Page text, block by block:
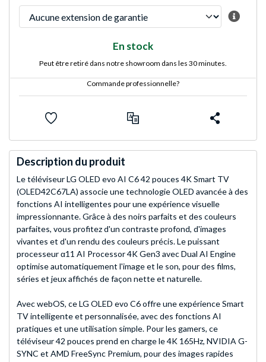
En stock
Peut être retiré dans notre showroom dans les 30 minutes.
Commande professionnelle?
Description du produit
Le téléviseur LG OLED evo AI C6 42 pouces 4K Smart TV
(OLED42C67LA) associe une technologie OLED avancée à des
fonctions AI intelligentes pour une expérience visuelle
impressionnante. Grâce à des noirs parfaits et des couleurs
parfaites, vous profitez d'un contraste profond, d'images
vivantes et d'un rendu des couleurs précis. Le puissant
processeur α11 AI Processor 4K Gen3 avec Dual AI Engine
optimise automatiquement l'image et le son, pour des films,
séries et jeux affichés de façon nette et naturelle.
Avec webOS, ce LG OLED evo C6 offre une expérience Smart
TV intelligente et personnalisée, avec des fonctions AI
pratiques et une utilisation simple. Pour les gamers, ce
téléviseur 42 pouces prend en charge le 4K 165Hz, NVIDIA G-
SYNC et AMD FreeSync Premium, pour des images rapides